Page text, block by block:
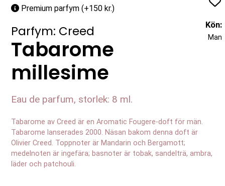
Premium parfym (+150 kr.)
Parfym: Creed
Tabarome
millesime
Eau de parfum, storlek: 8 ml.
Tabarome av Creed är en Aromatic Fougere-doft för män.
Tabarome lanserades 2000. Näsan bakom denna doft är
Olivier Creed. Toppnoter är Mandarin och Bergamott;
medelnoten är ingefära; basnoter är tobak, sandelträ, ambra,
läder och patchouli.
Kön:
Man